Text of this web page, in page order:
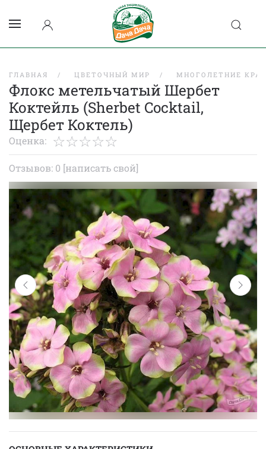
ГЛАВНАЯ ЦВЕТОЧНЫЙ МИР МНОГОЛЕТНИЕ
Флокс метельчатый Шербет
Коктейль (Sherbet Cocktail,
Щербет Коктель)
Оценка:
Отзывов: 0 [написать свой]